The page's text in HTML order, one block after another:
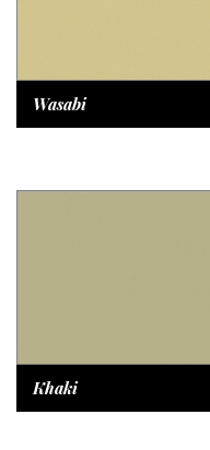
Wasabi
Khaki